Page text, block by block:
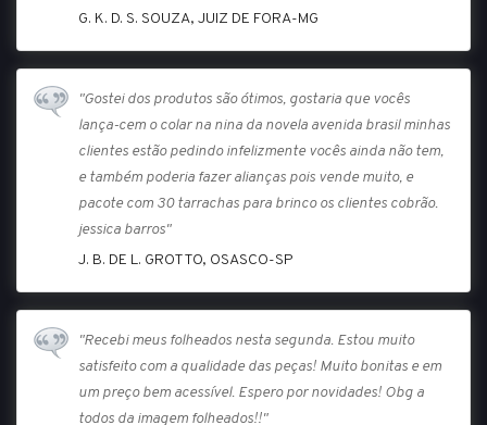
G. K. D. S. SOUZA, JUIZ DE FORA-MG
"Gostei dos produtos são ótimos, gostaria que vocês
lança-cem o colar na nina da novela avenida brasil minhas
clientes estão pedindo infelizmente vocês ainda não tem,
e também poderia fazer alianças pois vende muito, e
pacote com 30 tarrachas para brinco os clientes cobrão.
jessica barros"
J. B. DE L. GROTTO, OSASCO-SP
"Recebi meus folheados nesta segunda. Estou muito
satisfeito com a qualidade das peças! Muito bonitas e em
um preço bem acessível. Espero por novidades! Obg a
todos da imagem folheados!!"